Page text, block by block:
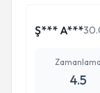
Ş*** A***
Zamanlama
4.5